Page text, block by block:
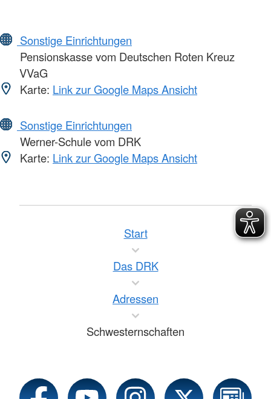
Sonstige Einrichtungen
Pensionskasse vom Deutschen Roten Kreuz
VVaG
Karte: Link zur Google Maps Ansicht
Sonstige Einrichtungen
Werner-Schule vom DRK
Karte: Link zur Google Maps Ansicht
Start
Das DRK
Adressen
Schwesternschaften